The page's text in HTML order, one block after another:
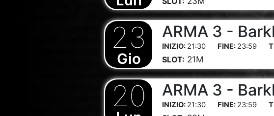
23
Gio
ARMA 3 -
21:30 23:59
SLOT: 21M
20 ARMA 3 -
21:30 23:59